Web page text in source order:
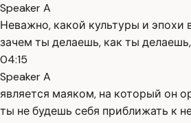
Speaker A
Неважно, какой культуры и эпохи
зачем ты делаешь, как ты
04:15
Speaker A
является маяком, на который он
ты не будешь себя приближать к